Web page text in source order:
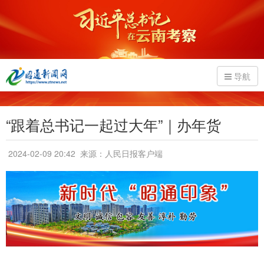
导航
“跟着总书记一起过大年”｜办年货
2024-02-09 20:42 来源：人民日报客户端